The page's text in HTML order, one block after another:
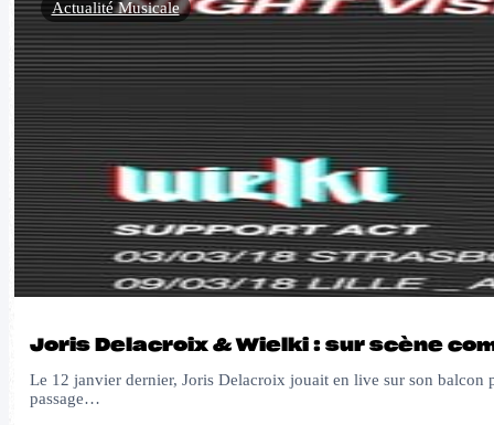
Joris Delacroix & Wielki : sur scène
Le 12 janvier dernier, Joris Delacroix jouait en live sur son balcon
passage…
Actualité Musicale